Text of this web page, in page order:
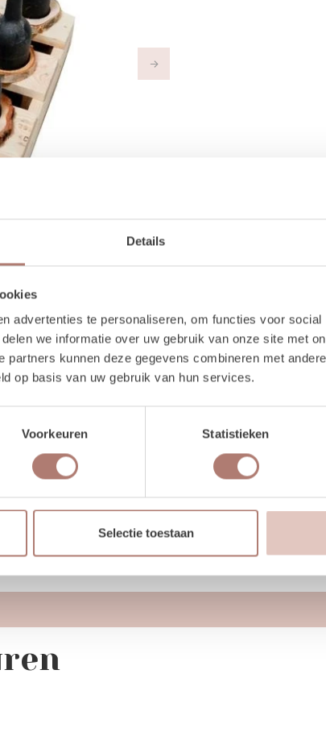
Details
advertenties te personaliseren, om functies voor
we informatie over uw gebruik van onze site met
partners kunnen deze gegevens combineren met
op basis van uw gebruik van hun services.
Voorkeuren Statistieken
Selectie toestaan
Next
3 stuks